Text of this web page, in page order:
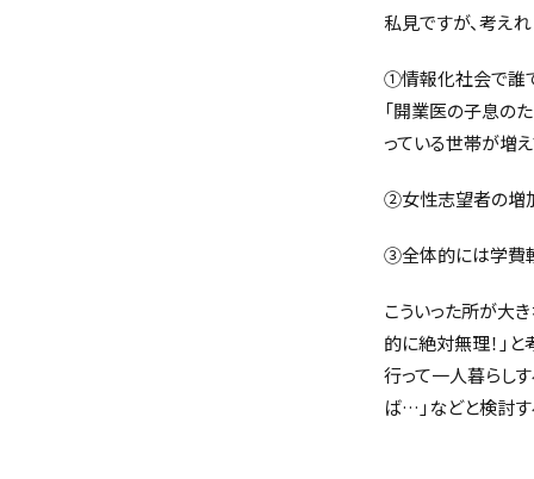
私見ですが、考え
①情報化社会で誰
「開業医の子息の
っている世帯が増
②女性志望者の増
③全体的には学費
こういった所が大
的に絶対無理！」
行って一人暮らし
ば…」などと検討